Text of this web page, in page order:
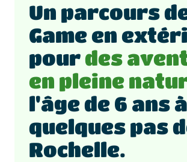
Un parcours
Game en
pourdes
en pleine
l'âge de 6 ans à
quelques pas
Rochelle.